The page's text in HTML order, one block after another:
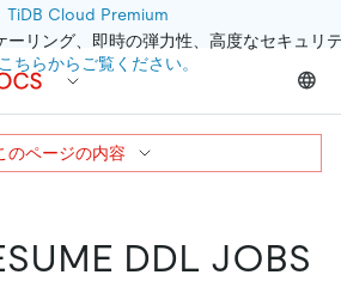
TiDB Cloud Premium
リング、即時の弾力性、高度なセキュリ
ちらからご覧ください。
DDL JOBS
のページの内容